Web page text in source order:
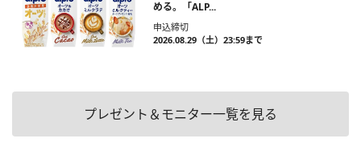
める。「ALP...
申込締切
2026.08.29（土）23:59まで
プレゼント＆モニター一覧を見る